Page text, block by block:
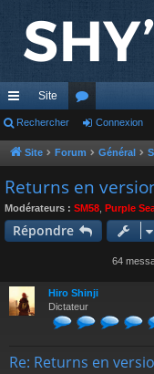
cc
ès
ra
pi
de
Site
or
u
s
Rechercher Connexion
Site Forum Général
Returns en
Modérateurs : SM58 Purple
Répondre
64
Hiro Shinji
Dictateur
Re: Returns en